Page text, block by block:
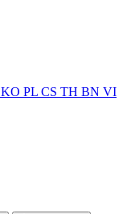
KO PL CS TH BN VI